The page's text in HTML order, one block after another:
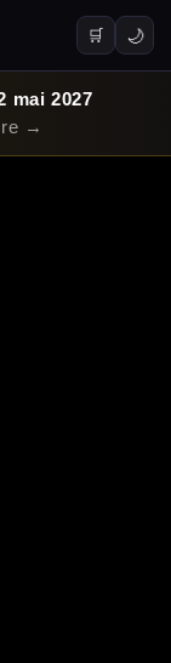
🛒 🌙
mai 2027
→